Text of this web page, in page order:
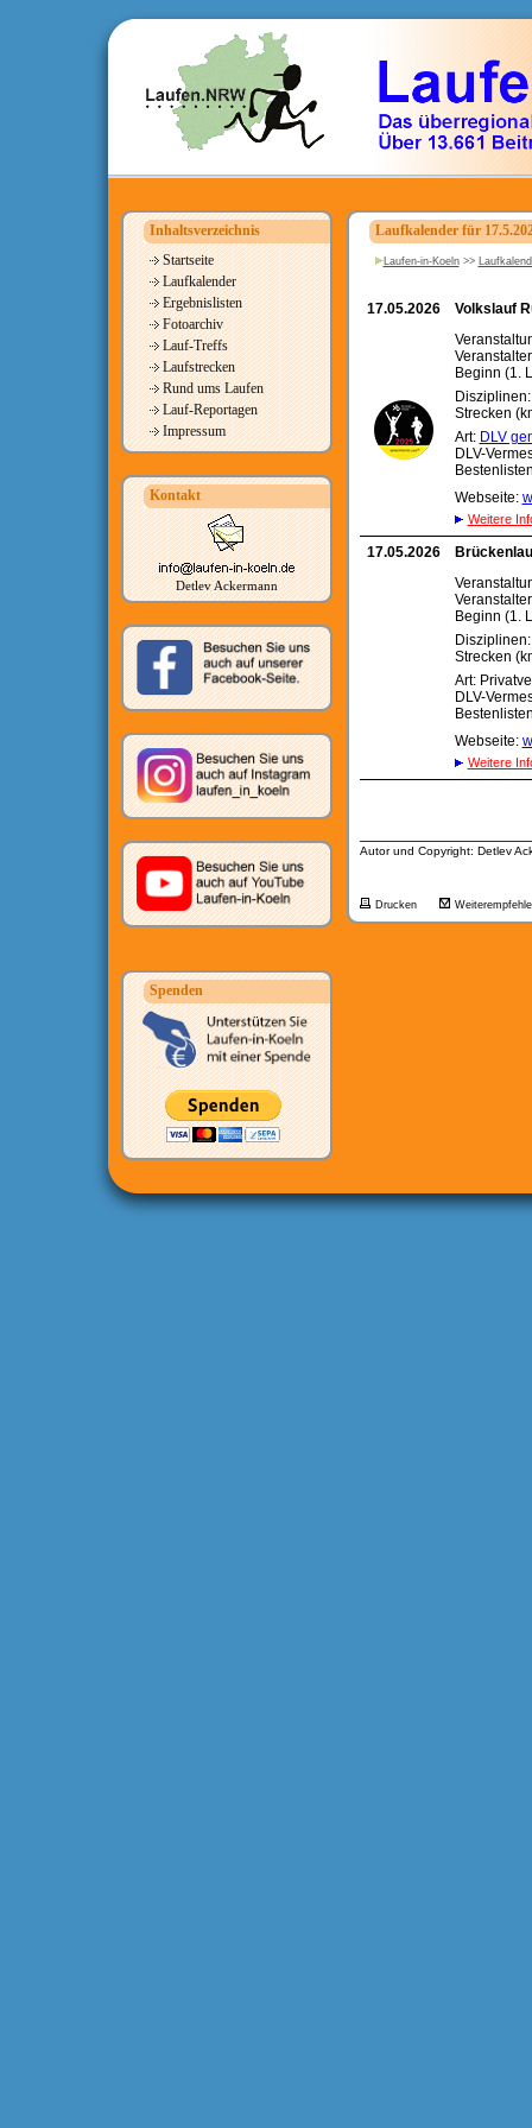
Inhaltsverzeichnis
Startseite
Laufkalender
Ergebnislisten
Fotoarchiv
Lauf-Treffs
Laufstrecken
Rund ums Laufen
Lauf-Reportagen
Impressum
Kontakt
Detlev Ackermann
Spenden
Laufkalender für
Laufen-in-Koeln>>
17.05.2026
Volkslauf
Beginn (1.
Strecken
Art: DLV
DLV-
Webseite:
Weitere
17.05.2026
Beginn (1.
Strecken
Art:
DLV-
Webseite:
Weitere
Autor und Copyright: Detlev
Drucken